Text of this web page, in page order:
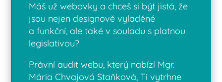
Máš už webovky a chceš si být jistá, že
jsou nejen designově vyladěné
a funkční, ale také v souladu s platnou
legislativou?
Právní audit webu, který nabízí Mgr.
Mária Chvajová Staňková, Ti vytrhne